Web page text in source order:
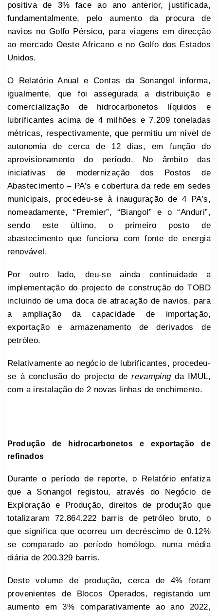
positiva de 3% face ao ano anterior, justificada,
fundamentalmente, pelo aumento da procura de
navios no Golfo Pérsico, para viagens em direcção
ao mercado Oeste Africano e no Golfo dos Estados
Unidos.
O Relatório Anual e Contas da Sonangol informa,
igualmente, que foi assegurada a distribuição e
comercialização de hidrocarbonetos líquidos e
lubrificantes acima de 4 milhões e 7.209 toneladas
métricas, respectivamente, que permitiu um nível de
autonomia de cerca de 12 dias, em função do
aprovisionamento do período. No âmbito das
iniciativas de modernização dos Postos de
Abastecimento – PA’s e cobertura da rede em sedes
municipais, procedeu-se à inauguração de 4 PA’s,
nomeadamente, “Premier”, “Biangol” e o “Anduri”,
sendo este último, o primeiro posto de
abastecimento que funciona com fonte de energia
renovável.
Por outro lado, deu-se ainda continuidade a
implementação do projecto de construção do TOBD
incluindo de uma doca de atracação de navios, para
a ampliação da capacidade de importação,
exportação e armazenamento de derivados de
petróleo.
Relativamente ao negócio de lubrificantes, procedeu-
se à conclusão do projecto derevampingda IMUL,
com a instalação de 2 novas linhas de enchimento.
Produção de hidrocarbonetos e exportação de
refinados
Durante o período de reporte, o Relatório enfatiza
que a Sonangol registou, através do Negócio de
Exploração e Produção, direitos de produção que
totalizaram 72.864.222 barris de petróleo bruto, o
que significa que ocorreu um decréscimo de 0.12%
se comparado ao período homólogo, numa média
diária de 200.329 barris.
Deste volume de produção, cerca de 4% foram
provenientes de Blocos Operados, registando um
aumento em 3% comparativamente ao ano 2022,